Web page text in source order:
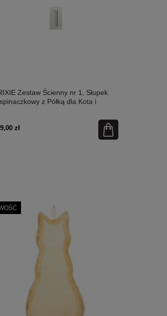
Zestaw Ścienny nr 1, Słupek
z Półką dla Kota i
zł